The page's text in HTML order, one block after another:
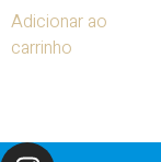
Adicionar ao
carrinho